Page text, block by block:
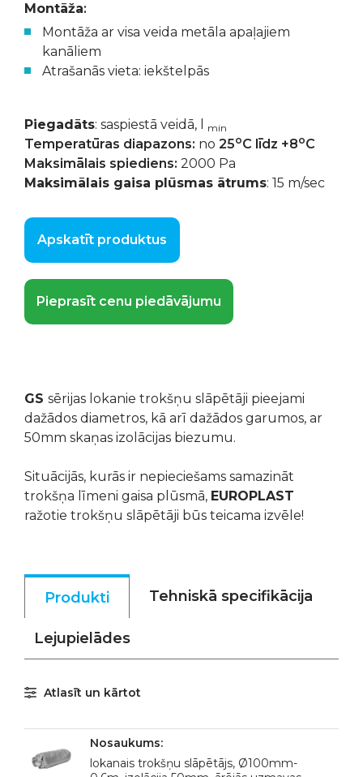
Montāža:
Montāža ar visa veida metāla apaļajiem
kanāliem
Atrašanās vieta: iekštelpās
Piegadāts: saspiestā veidā, l min
Temperatūras diapazons: no 25oC līdz +8oC
Maksimālais spiediens: 2000 Pa
Maksimālais gaisa plūsmas ātrums: 15 m/sec
Apskatīt produktus
Pieprasīt cenu piedāvājumu
GS sērijas lokanie trokšņu slāpētāji pieejami
dažādos diametros, kā arī dažādos garumos, ar
50mm skaņas izolācijas biezumu.
Situācijās, kurās ir nepieciešams samazināt
trokšņa līmeni gaisa plūsmā, EUROPLAST
ražotie trokšņu slāpētāji būs teicama izvēle!
Produkti Tehniskā specifikācija
Lejupielādes
Atlasīt un kārtot
lokanais trokšņu slāpētājs, Ø100mm-